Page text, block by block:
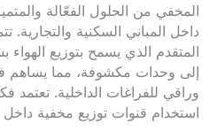
المخفي من الحلول الفعّالة
داخل المباني السكنية والتجارية.
المتقدم الذي يسمح بتوزيع
إلى وحدات مكشوفة، مما
وراقي للفراغات الداخلية. تعتمد
استخدام قنوات توزيع مخفية داخل